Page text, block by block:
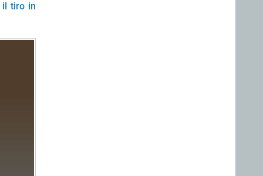
il tiro in